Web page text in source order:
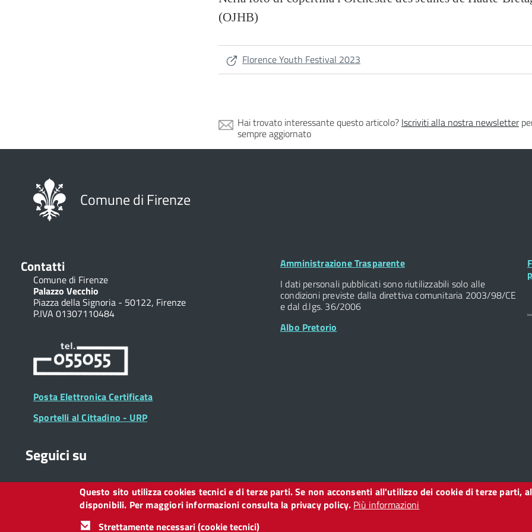
(OJHB)
Florence Youth Festival 2023
Hai trovato interessante questo articolo? Iscriviti alla nostra newsletter
sempre aggiornato
Comune di Firenze
Contatti
Comune di Firenze
Palazzo Vecchio
Piazza della Signoria - 50122, Firenze
P.IVA 01307110484
Posta Elettronica Certificata
Sportelli al Cittadino - URP
Footer
Amministrazione Trasparente
I dati personali pubblicati sono riutilizzabili solo alle
condizioni previste dalla direttiva comunitaria 2003/98/CE
e dal d.lgs. 36/2006
Albo Pretorio
Seguici su
Collegamento
Facebook
Collegamento
a
Twitter
Collegamento
a
Instagram
Collegamento
a
LinkedIn
Collegamento
a
You
Collegamento
a
Telegram
Collegamento
a
Whatsapp
Questo sito utilizza cookies tecnici e di terze parti. Se non acconsenti all'utilizzo dei cookie di terze parti,
disponibili. Per maggiori informazioni consulta la privacy policy. Più informazioni
Strettamente necessari (cookie tecnici)